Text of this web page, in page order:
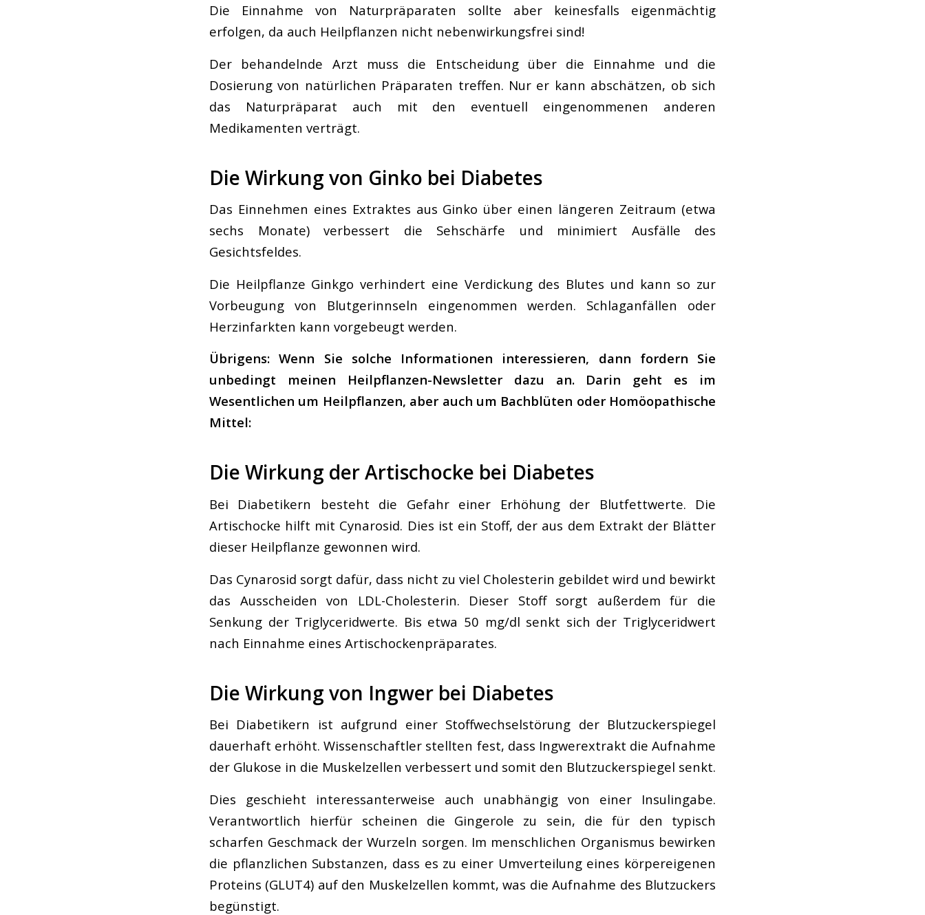
Die Einnahme von Naturpräparaten sollte aber keinesfalls eigenmächtig
erfolgen, da auch Heilpflanzen nicht nebenwirkungsfrei sind!
Der behandelnde Arzt muss die Entscheidung über die Einnahme und die
Dosierung von natürlichen Präparaten treffen. Nur er kann abschätzen, ob sich
das Naturpräparat auch mit den eventuell eingenommenen anderen
Medikamenten verträgt.
Die Wirkung von Ginko bei Diabetes
Das Einnehmen eines Extraktes aus Ginko über einen längeren Zeitraum (etwa
sechs Monate) verbessert die Sehschärfe und minimiert Ausfälle des
Gesichtsfeldes.
Die Heilpflanze Ginkgo verhindert eine Verdickung des Blutes und kann so zur
Vorbeugung von Blutgerinnseln eingenommen werden. Schlaganfällen oder
Herzinfarkten kann vorgebeugt werden.
Übrigens: Wenn Sie solche Informationen interessieren, dann fordern Sie
unbedingt meinen Heilpflanzen-Newsletter dazu an. Darin geht es im
Wesentlichen um Heilpflanzen, aber auch um Bachblüten oder Homöopathische
Mittel:
Die Wirkung der Artischocke bei Diabetes
Bei Diabetikern besteht die Gefahr einer Erhöhung der Blutfettwerte. Die
Artischocke hilft mit Cynarosid. Dies ist ein Stoff, der aus dem Extrakt der Blätter
dieser Heilpflanze gewonnen wird.
Das Cynarosid sorgt dafür, dass nicht zu viel Cholesterin gebildet wird und bewirkt
das Ausscheiden von LDL-Cholesterin. Dieser Stoff sorgt außerdem für die
Senkung der Triglyceridwerte. Bis etwa 50 mg/dl senkt sich der Triglyceridwert
nach Einnahme eines Artischockenpräparates.
Die Wirkung von Ingwer bei Diabetes
Bei Diabetikern ist aufgrund einer Stoffwechselstörung der Blutzuckerspiegel
dauerhaft erhöht. Wissenschaftler stellten fest, dass Ingwerextrakt die Aufnahme
der Glukose in die Muskelzellen verbessert und somit den Blutzuckerspiegel senkt.
Dies geschieht interessanterweise auch unabhängig von einer Insulingabe.
Verantwortlich hierfür scheinen die Gingerole zu sein, die für den typisch
scharfen Geschmack der Wurzeln sorgen. Im menschlichen Organismus bewirken
die pflanzlichen Substanzen, dass es zu einer Umverteilung eines körpereigenen
Proteins (GLUT4) auf den Muskelzellen kommt, was die Aufnahme des Blutzuckers
begünstigt.